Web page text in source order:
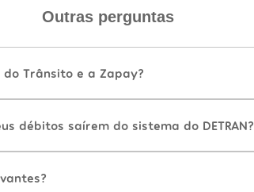
Outras perguntas
Trânsito e a Zapay?
débitos saírem do sistema do DETRAN?